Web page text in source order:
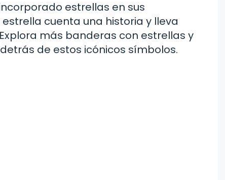
estrellas en sus
cuenta una historia y lleva
más banderas con estrellas y
de estos icónicos símbolos.